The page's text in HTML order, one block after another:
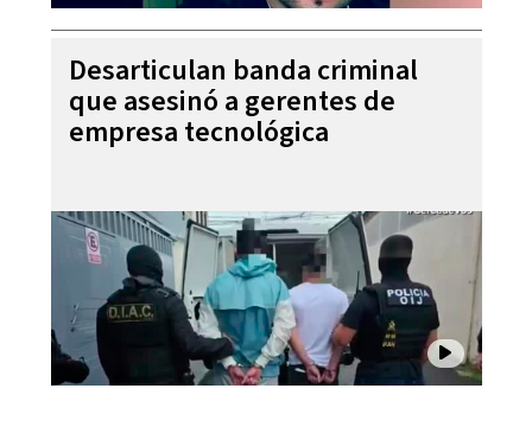
Desarticulan banda criminal
que asesinó a gerentes de
empresa tecnológica